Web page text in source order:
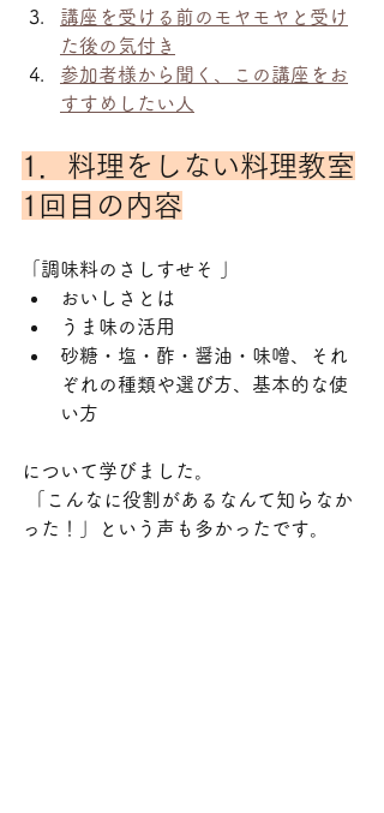
講座を受ける前のモヤモヤと受け
た後の気付き
参加者様から聞く、この講座をお
すすめしたい人
1． 料理をしない料理教室
1回目の内容
「調味料のさしすせそ 」
おいしさとは
うま味の活用
砂糖・塩・酢・醤油・味噌、それ
ぞれの種類や選び方、基本的な使
い方
について学びました。
「こんなに役割があるなんて知らなか
った！」という声も多かったです。